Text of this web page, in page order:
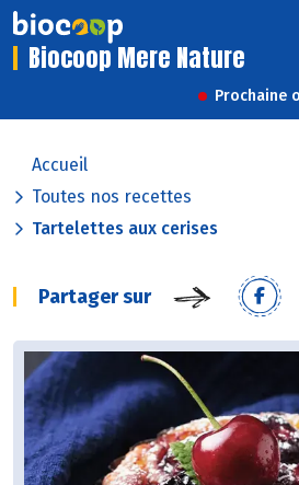
Biocoop Mere Nature
Prochaine
Accueil
Toutes nos recettes
Tartelettes aux cerises
Partager sur